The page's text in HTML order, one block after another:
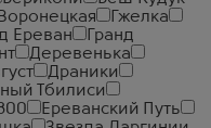
Воронецкая
Гжелка
Ереван
Гранд
Деревенька
Драники
Тбилиси
Ереванский Путь